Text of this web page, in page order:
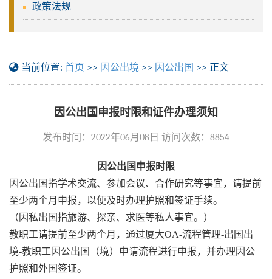
政策法规
当前位置: 首页 >> 因公出境 >> 因公出国 >> 正文
因公出国申报时限和证件办理须知
发布时间：2022年06月08日 访问次数： 8854
因公出国申报时限
因公出国指学术交流、参加会议、合作研究等事宜，请提前
至少两个月申报，以便及时办理护照和签证手续。
（因私出国指旅游、探亲、求医等私人事宜。）
教职工请提前至少两个月，通过厦大OA-流程管理-出国出
境-教职工因公出国（境）申请流程进行申报，并办理因公
护照和外国签证。